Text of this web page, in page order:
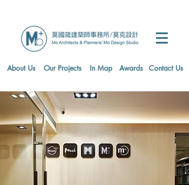
About Us Our Projects In Map Awards Contact Us